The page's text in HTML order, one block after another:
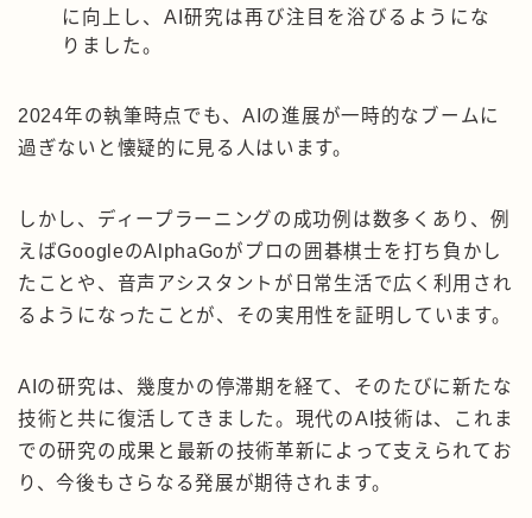
に向上し、AI研究は再び注目を浴びるようにな
りました。
2024年の執筆時点でも、AIの進展が一時的なブームに
過ぎないと懐疑的に見る人はいます。
しかし、ディープラーニングの成功例は数多くあり、例
えばGoogleのAlphaGoがプロの囲碁棋士を打ち負かし
たことや、音声アシスタントが日常生活で広く利用され
るようになったことが、その実用性を証明しています。
AIの研究は、幾度かの停滞期を経て、そのたびに新たな
技術と共に復活してきました。現代のAI技術は、これま
での研究の成果と最新の技術革新によって支えられてお
り、今後もさらなる発展が期待されます。